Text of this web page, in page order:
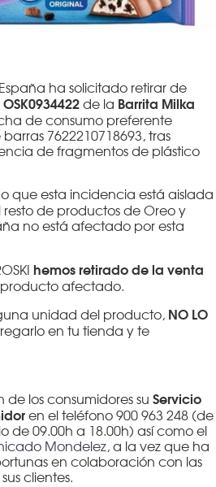
ha solicitado retirar de
OSK0934422de la Barrita Milka
de consumo preferente
7622210718693, tras
de fragmentos de plástico
que esta incidencia está aislada
resto de productos de Oreo y
no está afectado por esta
hemos retirado de la venta
afectado.
unidad del producto, NO LO
en tu tienda y te
los consumidores su Servicio
en el teléfono 900 963 248 (de
de 09.00h a 18.00h) así como el
Mondelez, a la vez que ha
en colaboración con las
clientes.